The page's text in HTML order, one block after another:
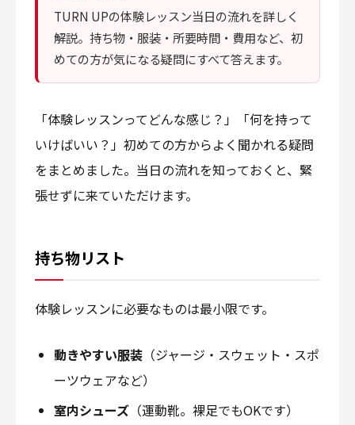
TURN UPの体験レッスン当日の流れを詳しく
解説。持ち物・服装・所要時間・費用など、初
めての方が気になる疑問にすべて答えます。
「体験レッスンってどんな感じ？」「何を持って
いけばいい？」初めての方からよく聞かれる疑問
をまとめました。当日の流れを知っておくと、緊
張せずに来ていただけます。
持ち物リスト
体験レッスンに必要なものは最小限です。
動きやすい服装 （ジャージ・スウェット・スポ
ーツウェアなど）
室内シューズ （運動靴。裸足でもOKです）